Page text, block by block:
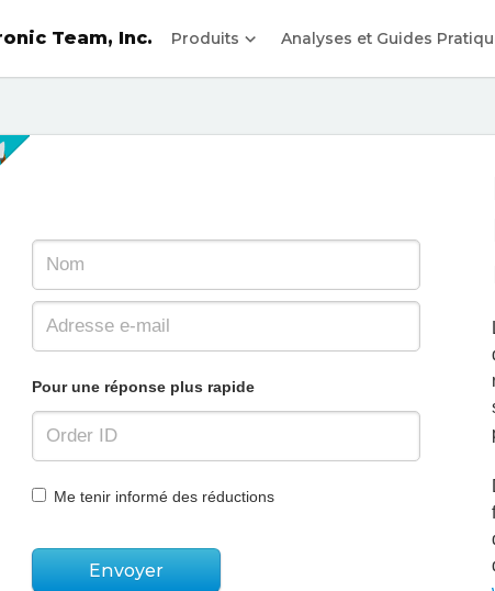
Team, Inc. Produits Analyses et Guides
Pour une réponse plus rapide
Me tenir informé des réductions
Envoyer